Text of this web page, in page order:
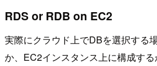
RDS or RDB on EC2
実際にクラウド上でDBを選択する
か、EC2インスタンス上に構成す